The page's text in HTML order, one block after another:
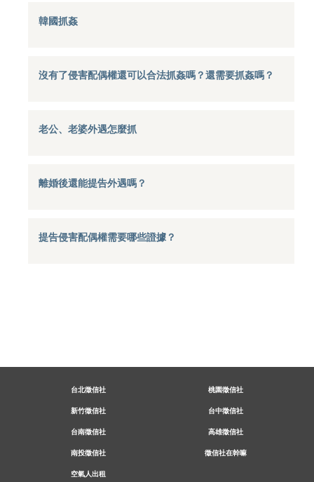
韓國抓姦
沒有了侵害配偶權還可以合法抓姦嗎？還需要抓姦嗎？
老公、老婆外遇怎麼抓
離婚後還能提告外遇嗎？
提告侵害配偶權需要哪些證據？
台北徵信社 桃園徵信社
新竹徵信社 台中徵信社
台南徵信社 高雄徵信社
南投徵信社 徵信社在幹嘛
空氣人出租